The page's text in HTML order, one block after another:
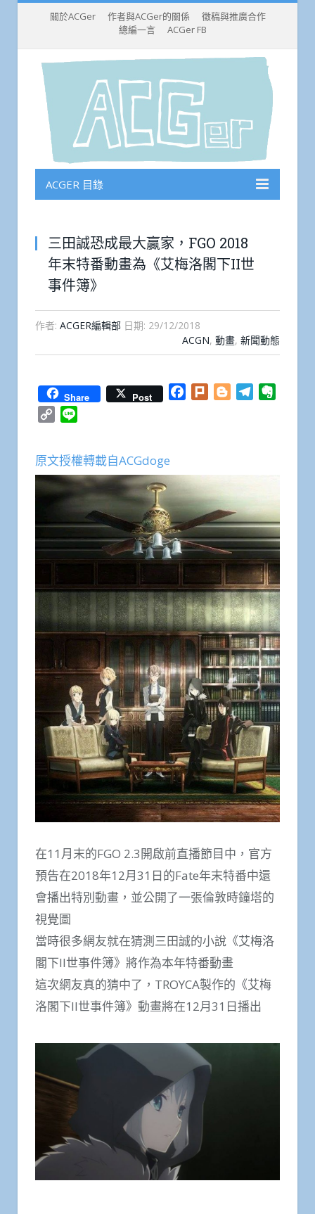
關於ACGer 作者與ACGer的關係
徵稿與推廣合作
總編一言
ACGer FB
ACGER 目錄
三田誠恐成最大贏家，FGO 2018
年末特番動畫為《艾梅洛閣下II世
事件簿》
作者: ACGER編輯部 日期: 29/12/2018
ACGN, 動畫, 新聞動態
Share Post Facebook
Plurk BloggerTelegram
Copy
原文授權轉載自ACGdoge
在11月末的FGO 2.3開啟前直播節目中，官方
預告在2018年12月31日的Fate年末特番中還
會播出特別動畫，並公開了一張倫敦時鐘塔的
視覺圖
當時很多網友就在猜測三田誠的小說《艾梅洛
閣下II世事件簿》將作為本年特番動畫
這次網友真的猜中了，TROYCA製作的《艾梅
洛閣下II世事件簿》動畫將在12月31日播出